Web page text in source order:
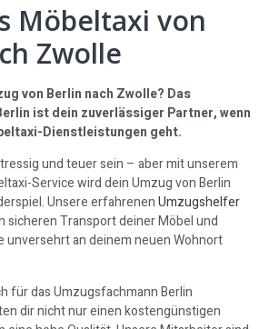
Möbeltaxi von
Zwolle
von Berlin nach Zwolle? Das
ist dein zuverlässiger Partner, wenn
Dienstleistungen geht.
und teuer sein – aber mit unserem
Service wird dein Umzug von Berlin
Unsere erfahrenenUmzugshelfer
sicheren Transport deiner Möbel und
unversehrt an deinem neuen Wohnort
für das Umzugsfachmann Berlin
dir nicht nur einen kostengünstigen